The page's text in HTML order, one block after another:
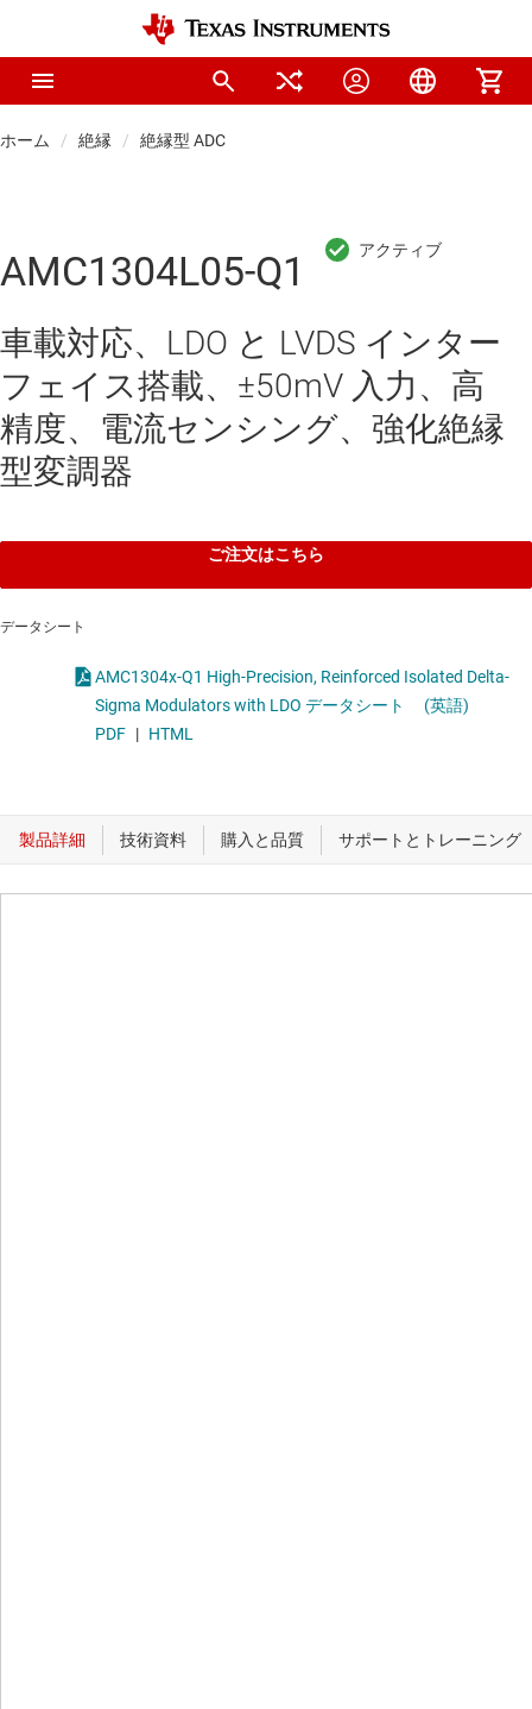
ホーム 絶縁 絶縁型 ADC
AMC1304L05-Q1
車載対応、LDO と LVDS インター
フェイス搭載、±50mV 入力、高
精度、電流センシング、強化絶縁
型変調器
ご注文はこちら
データシート
AMC1304x-Q1 High-Precision, Reinforced Isolated Delta-
Sigma Modulators with LDO データシート
(英語)
PDF | HTML